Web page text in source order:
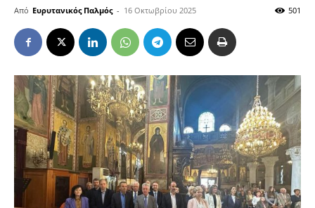
Από Ευρυτανικός Παλμός - 16 Οκτωβρίου 2025 501